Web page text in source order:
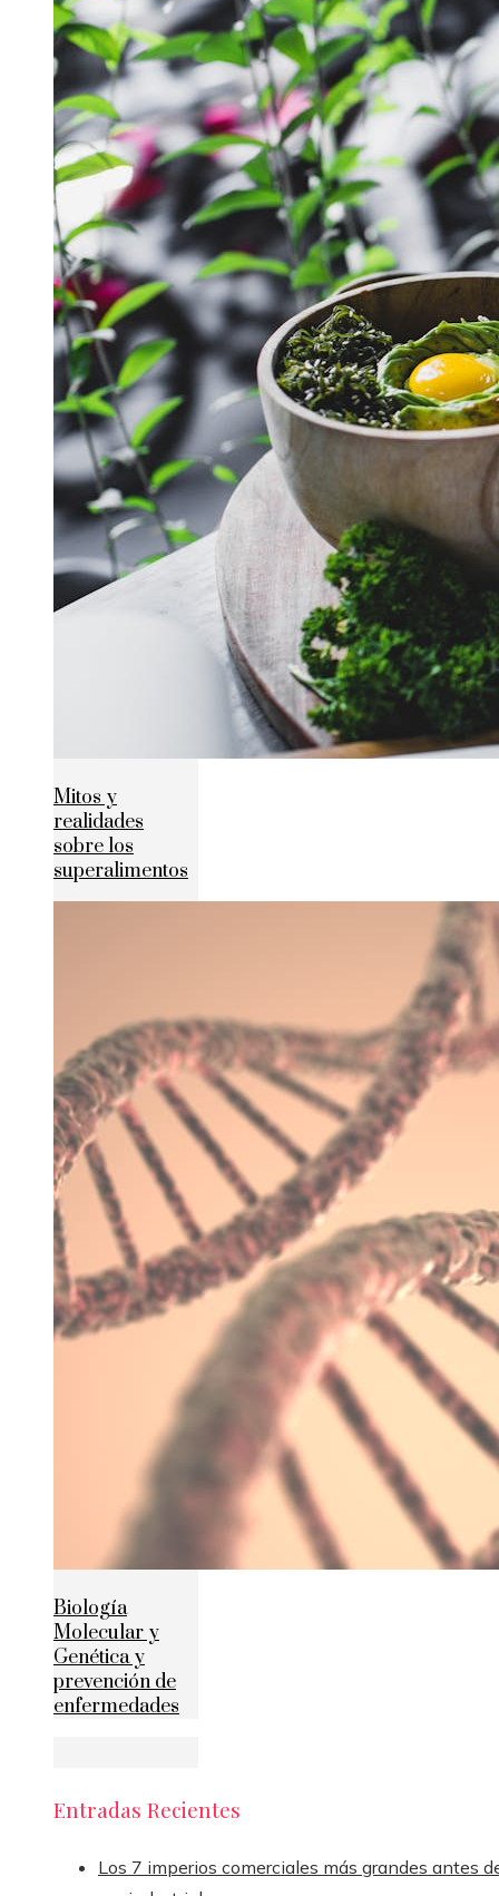
Mitos y
realidades
sobre los
superalimentos
Biología
Molecular y
Genética y
prevención de
enfermedades
Entradas Recientes
Los 7 imperios comerciales más grandes antes